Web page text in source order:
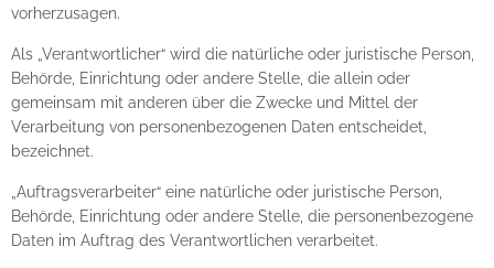
vorherzusagen.
Als „Verantwortlicher“ wird die natürliche oder juristische Person,
Behörde, Einrichtung oder andere Stelle, die allein oder
gemeinsam mit anderen über die Zwecke und Mittel der
Verarbeitung von personenbezogenen Daten entscheidet,
bezeichnet.
„Auftragsverarbeiter“ eine natürliche oder juristische Person,
Behörde, Einrichtung oder andere Stelle, die personenbezogene
Daten im Auftrag des Verantwortlichen verarbeitet.